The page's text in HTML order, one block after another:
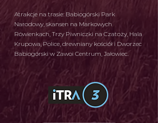
Atrakcje na trasie: Babiogórski Park
Narodowy, skansen na Markowych
Rówienkach, Trzy Piwniczki na Czatoży, Hala
Krupowa, Police, drewniany kościół i Dworzec
Babiogórski w Zawoi Centrum, Jałowiec.